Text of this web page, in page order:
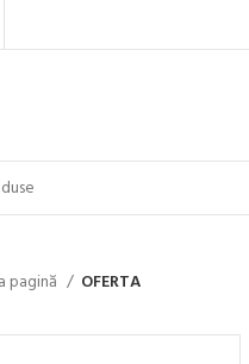
pagină OFERTA